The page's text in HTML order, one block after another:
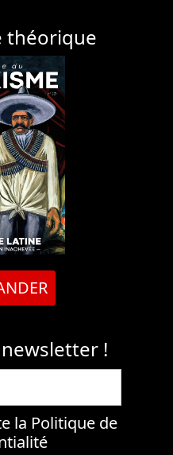
théorique
!
la Politique de